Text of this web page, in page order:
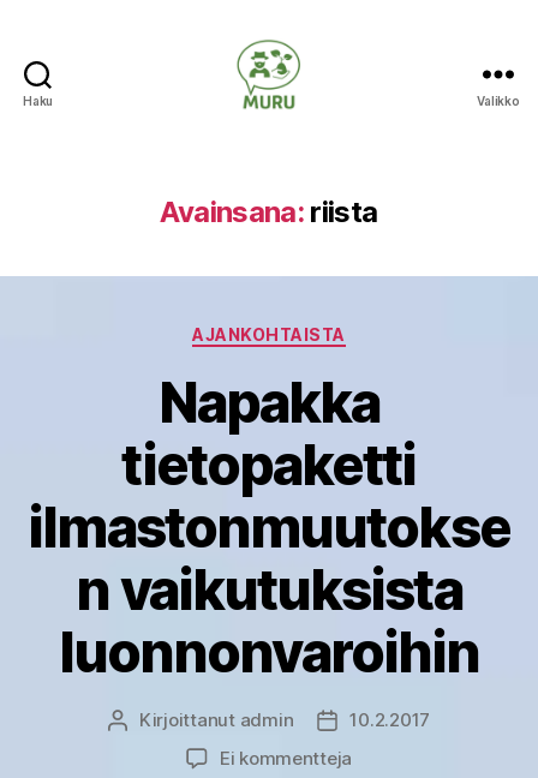
Haku Valikko
Avainsana: riista
Kategoriat
AJANKOHTAISTA
Napakka
tietopaketti
ilmastonmuutokse
n vaikutuksista
luonnonvaroihin
Kirjoittaja
Kirjoittanut admin Julkaisupäivämäärä
10.2.2017
Ei kommentteja